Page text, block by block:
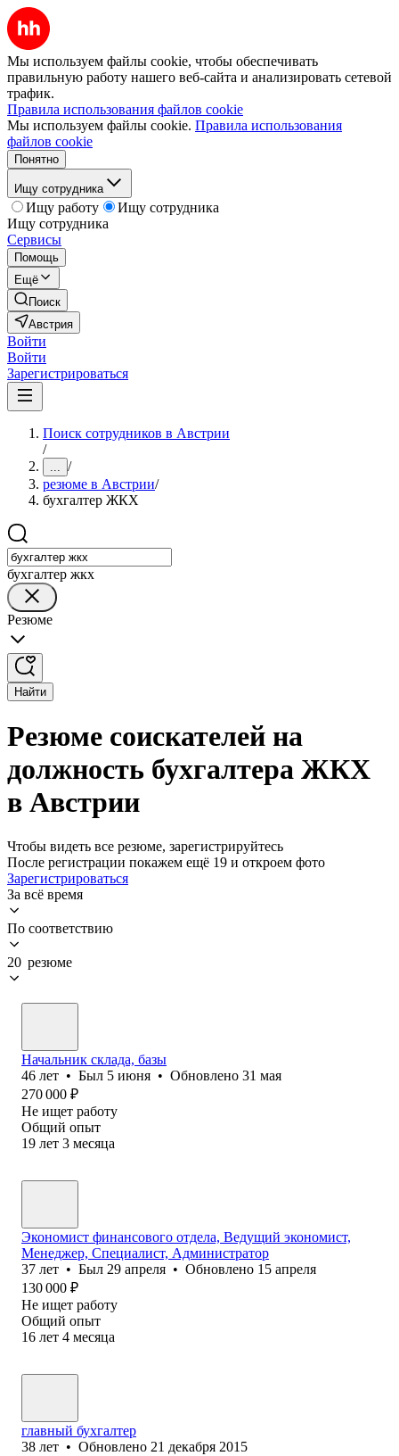
Мы используем файлы cookie, чтобы обеспечивать
правильную работу нашего веб-сайта и анализировать сетевой
трафик.
Правила использования файлов cookie
Мы используем файлы cookie. Правила использования
файлов cookie
Понятно
Ищу сотрудника
Ищу работу
Ищу сотрудника
Ищу сотрудника
Сервисы
Помощь
Ещё
Поиск
Австрия
Войти
Войти
Зарегистрироваться
Поиск сотрудников в Австрии
/
... /
резюме в Австрии/
бухгалтер ЖКХ
бухгалтер жкх
Резюме
Найти
Резюме соискателей на
должность бухгалтера ЖКХ
в Австрии
Чтобы видеть все резюме, зарегистрируйтесь
После регистрации покажем ещё 19 и откроем фото
Зарегистрироваться
За всё время
По соответствию
20 резюме
Начальник склада, базы
46 лет • Был 5 июня • Обновлено 31 мая
270 000 ₽
Не ищет работу
Общий опыт
19 лет 3 месяца
Экономист финансового отдела, Ведущий экономист,
Менеджер, Специалист, Администратор
37 лет • Был 29 апреля • Обновлено 15 апреля
130 000 ₽
Не ищет работу
Общий опыт
16 лет 4 месяца
главный бухгалтер
38 лет • Обновлено 21 декабря 2015